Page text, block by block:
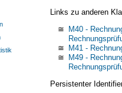
Links zu anderen
≅ M40 -
≅ M41 -
≅ M49 -
Persistenter